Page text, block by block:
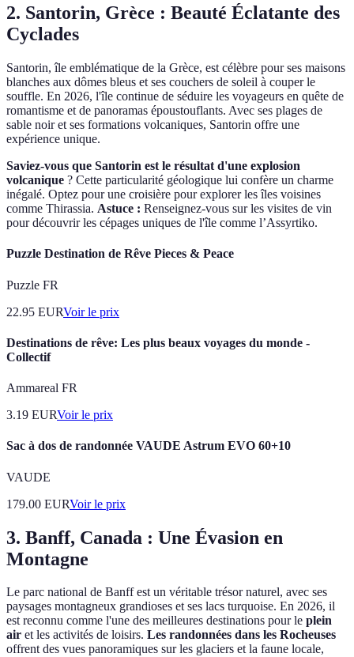
2. Santorin, Grèce : Beauté Éclatante des
Cyclades
Santorin, île emblématique de la Grèce, est célèbre pour ses maisons
blanches aux dômes bleus et ses couchers de soleil à couper le
souffle. En 2026, l'île continue de séduire les voyageurs en quête de
romantisme et de panoramas époustouflants. Avec ses plages de
sable noir et ses formations volcaniques, Santorin offre une
expérience unique.
Saviez-vous que Santorin est le résultat d'une explosion
volcanique ? Cette particularité géologique lui confère un charme
inégalé. Optez pour une croisière pour explorer les îles voisines
comme Thirassia. Astuce : Renseignez-vous sur les visites de vin
pour découvrir les cépages uniques de l'île comme l’Assyrtiko.
Puzzle Destination de Rêve Pieces & Peace
Puzzle FR
22.95 EURVoir le prix
Destinations de rêve: Les plus beaux voyages du monde -
Collectif
Ammareal FR
3.19 EURVoir le prix
Sac à dos de randonnée VAUDE Astrum EVO 60+10
VAUDE
179.00 EURVoir le prix
3. Banff, Canada : Une Évasion en
Montagne
Le parc national de Banff est un véritable trésor naturel, avec ses
paysages montagneux grandioses et ses lacs turquoise. En 2026, il
est reconnu comme l'une des meilleures destinations pour le plein
air et les activités de loisirs. Les randonnées dans les Rocheuses
offrent des vues panoramiques sur les glaciers et la faune locale,